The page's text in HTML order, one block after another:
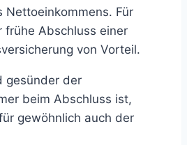
Nettoeinkommens. Für
frühe Abschluss einer
von Vorteil.
gesünder der
beim Abschluss ist,
gewöhnlich auch der